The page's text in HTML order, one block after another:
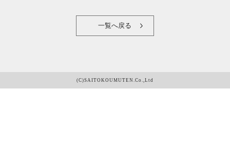
一覧へ戻る
(C)SAITOKOUMUTEN.Co.,Ltd